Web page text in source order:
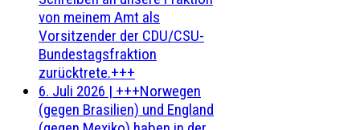
von meinem Amt als
Vorsitzender der CDU/CSU-
Bundestagsfraktion
zurücktrete.+++
6. Juli 2026 | +++Norwegen
(gegen Brasilien) und England